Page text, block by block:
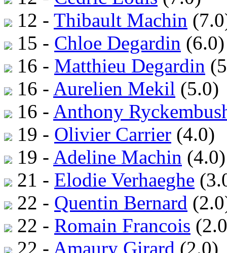
12 - Thibault Machin
15 - Chloe Degardin (6.0)
16 - Matthieu Degardin
16 - Aurelien Mekil (5.0)
16 - Anthony
19 - Olivier Carrier (4.0)
19 - Adeline Machin (4.0)
21 - Elodie Verhaeghe
22 - Quentin Bernard
22 - Romain Francois
22 - Amaury Girard (2.0)